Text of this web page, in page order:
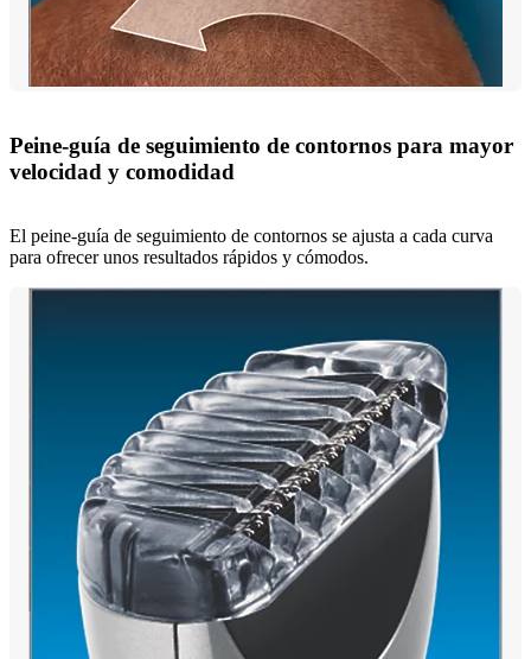
Peine-guía de seguimiento de contornos para mayor
velocidad y comodidad
El peine-guía de seguimiento de contornos se ajusta a cada curva
para ofrecer unos resultados rápidos y cómodos.